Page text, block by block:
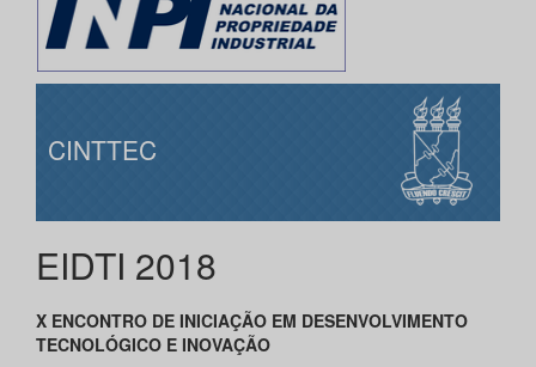
CINTTEC
EIDTI 2018
X ENCONTRO DE INICIAÇÃO EM DESENVOLVIMENTO
TECNOLÓGICO E INOVAÇÃO